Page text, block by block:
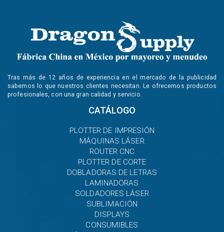
Tras más de 12 años de experiencia en el mercado de la publicidad
sabemos lo que nuestros clientes necesitan. Le ofrecemos productos
profesionales, con una gran calidad y servicio.
CATÁLOGO
PLOTTER DE IMPRESIÓN
MÁQUINAS LÁSER
ROUTER CNC
PLOTTER DE CORTE
DOBLADORAS DE LETRAS
LAMINADORAS
SOLDADORES LÁSER
SUBLIMACIÓN
DISPLAYS
CONSUMIBLES